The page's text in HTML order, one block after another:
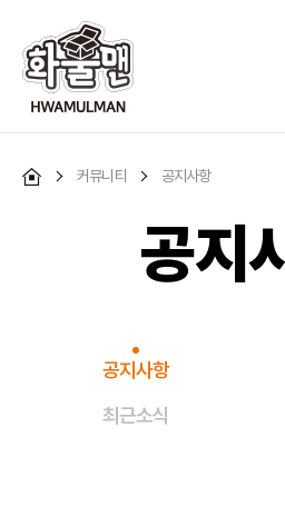
커뮤니티 공지사항
공지
공지사항
최근소식